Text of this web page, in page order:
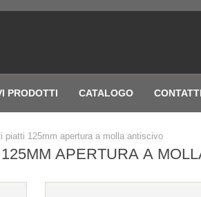
PRODOTTI CATALOGO CONTATTI
piatti 125mm apertura a molla antiscivo
APERTURA A